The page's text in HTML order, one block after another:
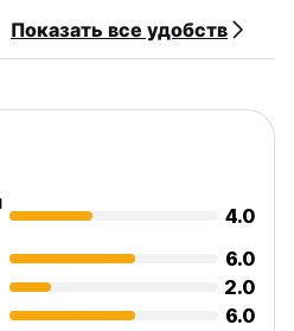
от площади
принадлежности, а
ежедневно.
включено (сушилка
под открытым небом).
на стойке
(Auto-translated from
Показать все удобств
4.0
6.0
2.0
6.0